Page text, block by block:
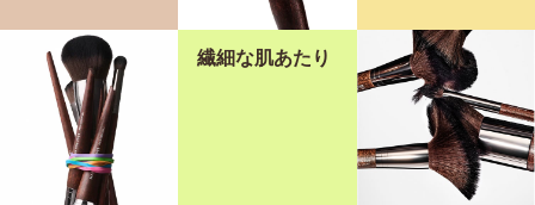
繊細な肌あたり